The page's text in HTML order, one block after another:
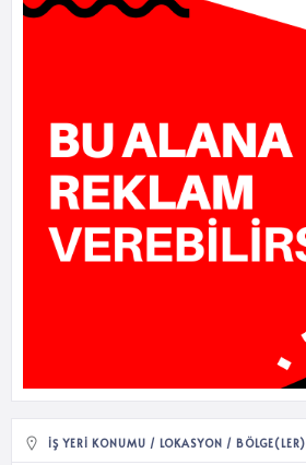
İŞ YERI KONUMU / LOKASYON / BÖLGE(LER)